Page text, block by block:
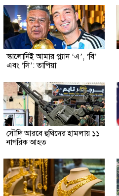
স্কালোনিই আমার প্ল্যান ‘এ’, ‘বি’
এবং ‘সি’: তাপিয়া
সৌদি আরবে হুথিদের হামলায় ১১
নাগরিক আহত